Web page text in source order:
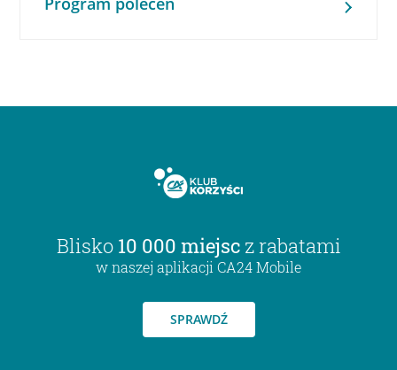
Blisko 10 000 miejsc z rabatami
w naszej aplikacji CA24 Mobile
SPRAWDŹ